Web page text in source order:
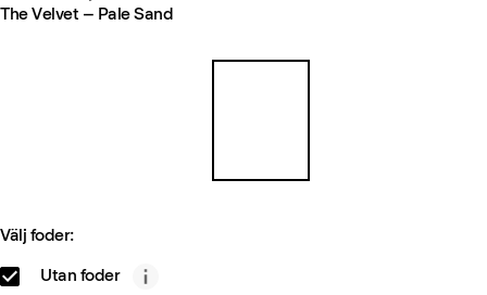
The Velvet – Pale Sand
Välj foder:
Utan foder